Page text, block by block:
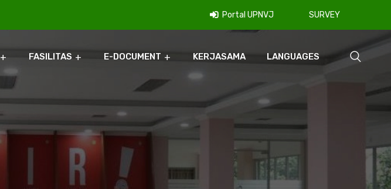
Portal UPNVJ SURVEY
FASILITAS E-DOCUMENT KERJASAMA LANGUAGES